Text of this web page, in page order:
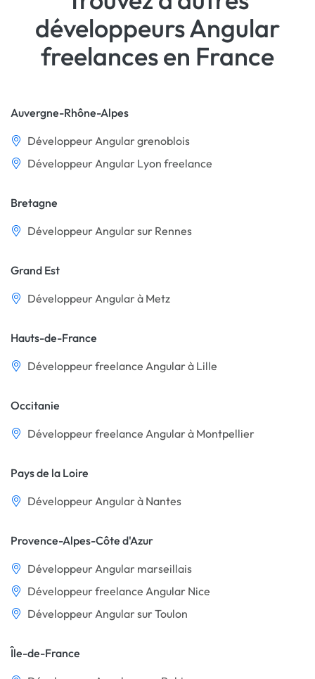
développeurs Angular
freelances en France
Auvergne-Rhône-Alpes
Développeur Angular grenoblois
Développeur Angular Lyon freelance
Bretagne
Développeur Angular sur Rennes
Grand Est
Développeur Angular à Metz
Hauts-de-France
Développeur freelance Angular à Lille
Occitanie
Développeur freelance Angular à Montpellier
Pays de la Loire
Développeur Angular à Nantes
Provence-Alpes-Côte d'Azur
Développeur Angular marseillais
Développeur freelance Angular Nice
Développeur Angular sur Toulon
Île-de-France